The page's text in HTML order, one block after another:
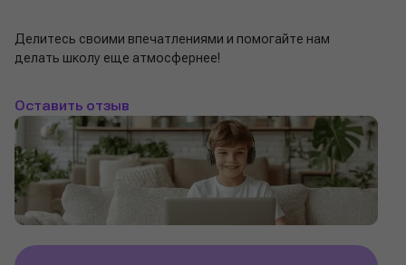
Делитесь своими впечатлениями и помогайте нам
делать школу еще атмосфернее!
Оставить отзыв